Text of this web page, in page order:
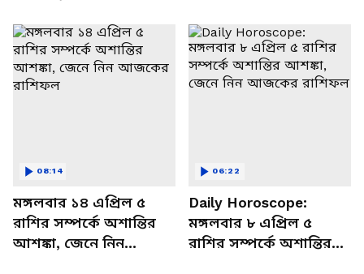
বিশদে
মঙ্গলবার ১৪ এপ্রিল ৫
রাশির সম্পর্কে অশান্তির
আশঙ্কা, জেনে নিন
08:14
Daily Horoscope:
মঙ্গলবার ৮ এপ্রিল ৫
রাশির সম্পর্কে অশান্তির
06:22